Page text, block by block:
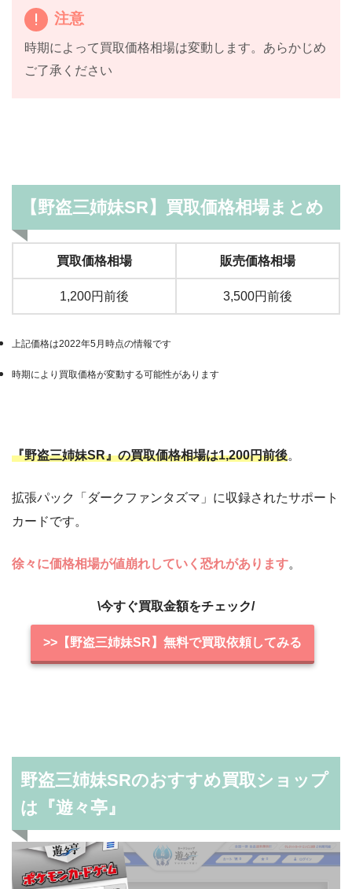
注意
時期によって買取価格相場は変動します。あらかじめ
ご了承ください
【野盗三姉妹SR】買取価格相場まとめ
買取価格相場 販売価格相場
1,200円前後 3,500円前後
上記価格は2022年5月時点の情報です
時期により買取価格が変動する可能性があります
『野盗三姉妹SR』の買取価格相場は1,200円前後。
拡張パック「ダークファンタズマ」に収録されたサポート
カードです。
徐々に価格相場が値崩れしていく恐れがあります。
\今すぐ買取金額をチェック/
>>【野盗三姉妹SR】無料で買取依頼してみる
野盗三姉妹SRのおすすめ買取ショップ
は『遊々亭』